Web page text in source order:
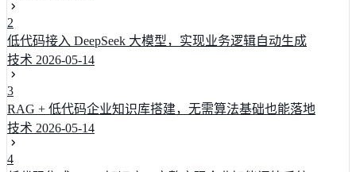
2
低代码接入 DeepSeek 大模型，实现业务逻辑自动生成
技术 2026-05-14
3
RAG + 低代码企业知识库搭建，无需算法基础也能落地
技术 2026-05-14
4